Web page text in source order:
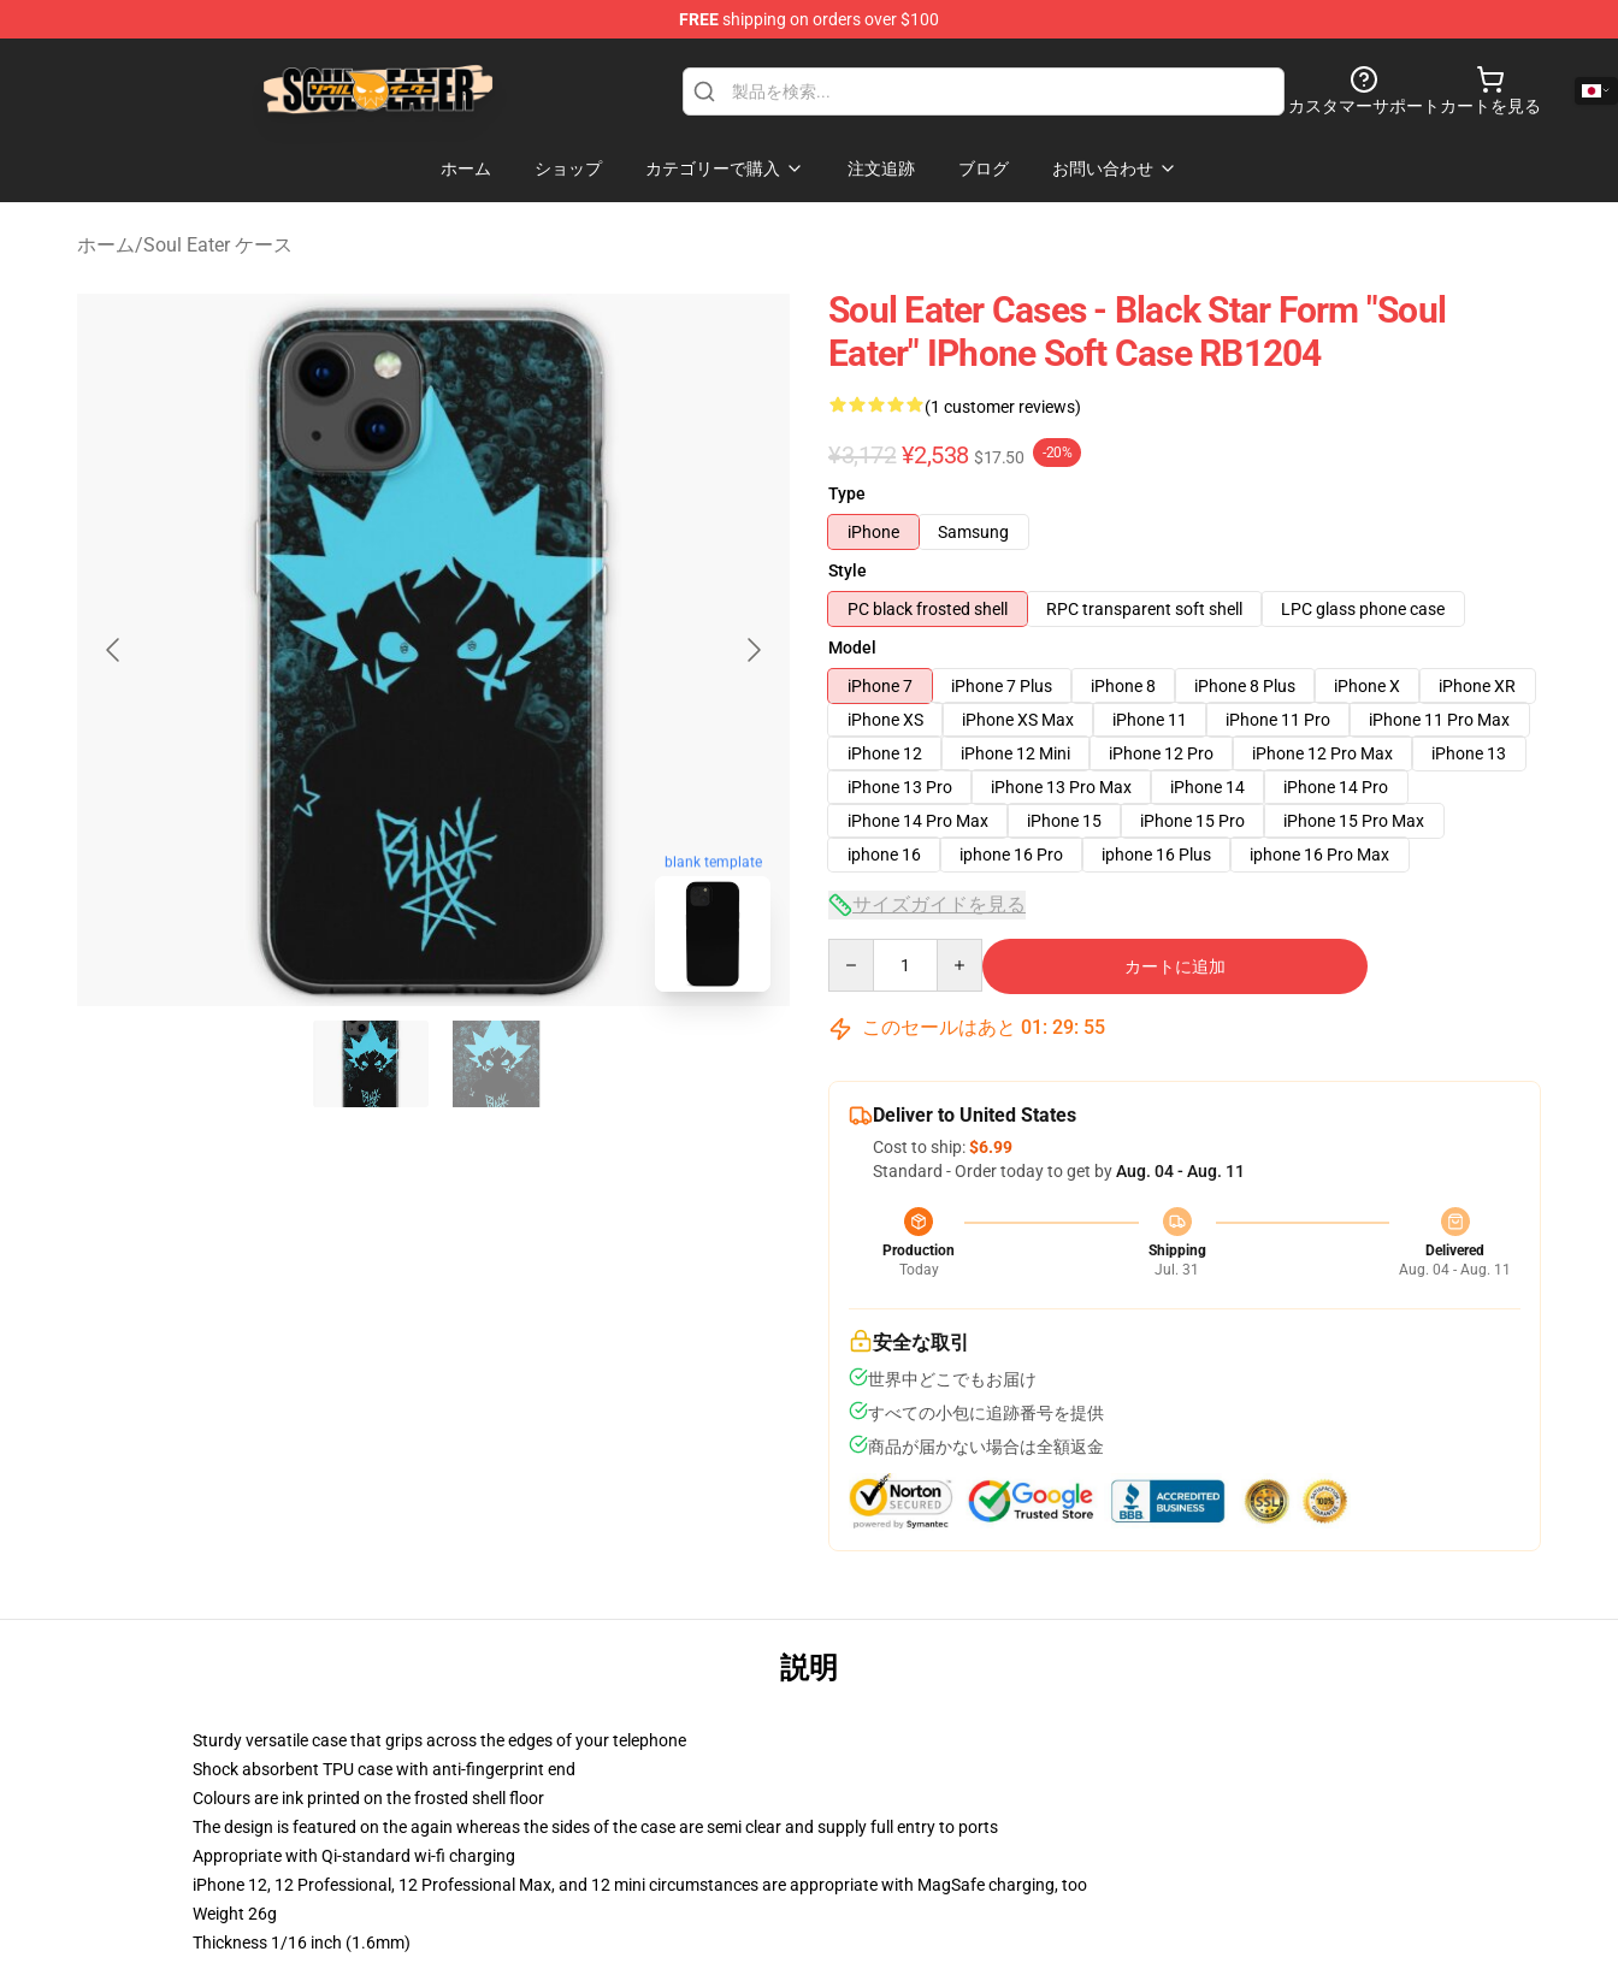
FREEshipping on orders over $100
カスタマーサポート カートを見る
ホーム ショップ カテゴリーで購入 注文追跡 ブログ お問い合わせ
ホーム/Soul Eater ケース
blank template
Soul Eater Cases - Black Star Form "Soul
Eater" IPhone Soft Case RB1204
(1 customer reviews)
¥3,172 ¥2,538 $17.50 -20%
Type
iPhone
Samsung
Style
PC black frosted shell
RPC transparent soft shell
LPC glass phone case
Model
iPhone 7
iPhone 7 Plus iPhone 8 iPhone 8 Plus iPhone X
iPhone XR
iPhone XS
iPhone XS Max iPhone 11 iPhone 11 Pro
iPhone 11 Pro Max
iPhone 12
iPhone 12 Mini iPhone 12 Pro iPhone 12 Pro Max
iPhone 13
iPhone 13 Pro
iPhone 13 Pro Max iPhone 14
iPhone 14 Pro
iPhone 14 Pro Max
iPhone 15 iPhone 15 Pro
iPhone 15 Pro Max
iphone 16
iphone 16 Pro iphone 16 Plus iphone 16 Pro Max
サイズガイドを見る
カートに追加
このセールはあと 01 : 29: 54
Deliver to United States
Cost to ship:$6.99
Standard - Order today to get byAug. 04 - Aug. 11
Production
Today
Shipping
Jul. 31
Delivered
Aug. 04 - Aug. 11
安全な取引
世界中どこでもお届け
すべての小包に追跡番号を提供
商品が届かない場合は全額返金
説明
Sturdy versatile case that grips across the edges of your telephone
Shock absorbent TPU case with anti-fingerprint end
Colours are ink printed on the frosted shell floor
The design is featured on the again whereas the sides of the case are semi clear and supply full entry to ports
Appropriate with Qi-standard wi-fi charging
iPhone 12, 12 Professional, 12 Professional Max, and 12 mini circumstances are appropriate with MagSafe charging, too
Weight 26g
Thickness 1/16 inch (1.6mm)